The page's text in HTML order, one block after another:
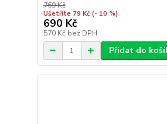
769 Kč
Ušetříte 79 Kč (- 10 %)
690 Kč
570 Kč bez DPH
Přidat do